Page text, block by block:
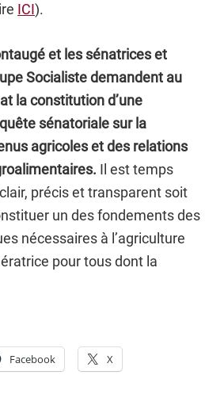
ICI).
et les sénatrices et
Socialiste demandent au
la constitution d’une
sénatoriale sur la
agricoles et des relations
Il est temps
précis et transparent soit
un des fondements des
nécessaires à l’agriculture
pour tous dont la
Facebook X